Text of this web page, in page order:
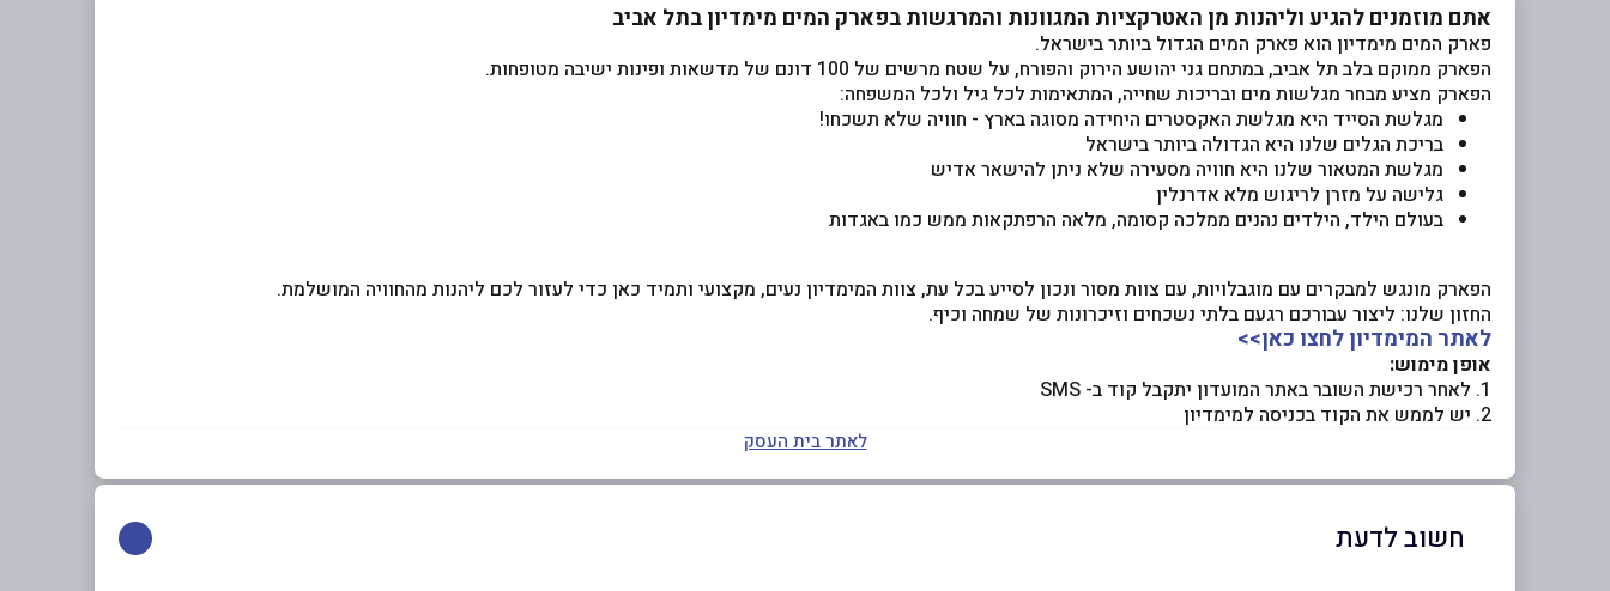
אתם מוזמנים להגיע וליהנות מן האטרקציות המגוונות והמרגשות בפארק המים מימדיון בתל אביב
פארק המים מימדיון הוא פארק המים הגדול ביותר בישראל.
הפארק ממוקם בלב תל אביב, במתחם גני יהושע הירוק והפורח, על שטח מרשים של 100 דונם של מדשאות ופינות ישיבה מטופחות.
הפארק מציע מבחר מגלשות מים ובריכות שחייה, המתאימות לכל גיל ולכל המשפחה:
מגלשת הסייד היא מגלשת האקסטרים היחידה מסוגה בארץ - חוויה שלא תשכחו!
בריכת הגלים שלנו היא הגדולה ביותר בישראל
מגלשת המטאור שלנו היא חוויה מסעירה שלא ניתן להישאר אדיש
גלישה על מזרן לריגוש מלא אדרנלין
בעולם הילד, הילדים נהנים ממלכה קסומה, מלאה הרפתקאות ממש כמו באגדות
הפארק מונגש למבקרים עם מוגבלויות, עם צוות מסור ונכון לסייע בכל עת, צוות המימדיון נעים, מקצועי ותמיד כאן כדי לעזור לכם ליהנות מהחוויה המושלמת.
החזון שלנו: ליצור עבורכם רגעם בלתי נשכחים וזיכרונות של שמחה וכיף.
לאתר המימדיון לחצו כאן>>
אופן מימוש:
1. לאחר רכישת השובר באתר המועדון יתקבל קוד ב- SMS
2. יש לממש את הקוד בכניסה למימדיון
לאתר בית העסק
חשוב לדעת